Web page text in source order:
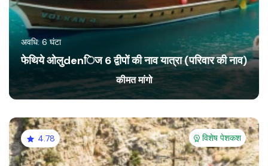
अवधि: 6 घंटा
फेथिये ओलु­denिज 6 द्वीपों की नाव यात्रा (परिवार की नाव)
कीमत मांगो
4.78 विशेष पेशकश